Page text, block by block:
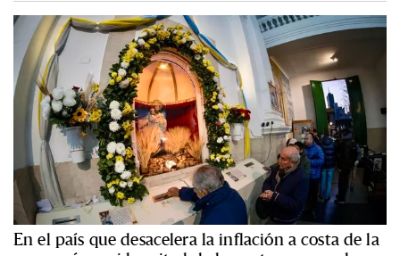
En el país que desacelera la inflación a costa de la